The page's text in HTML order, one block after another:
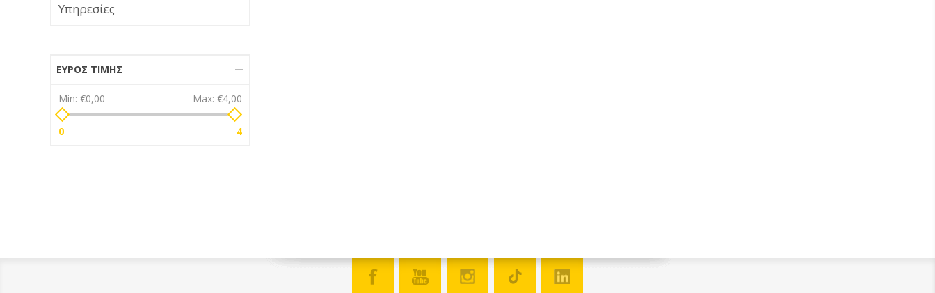
Υπηρεσίες
ΕΎΡΟΣ ΤΙΜΉΣ
Min: €0,00 Max: €4,00
0 4